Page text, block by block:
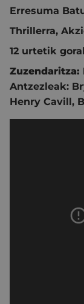
Erresuma
Thrillerra,
12 urtetik
Zuzendaritza:
Antzezleak:
Henry Cavill,